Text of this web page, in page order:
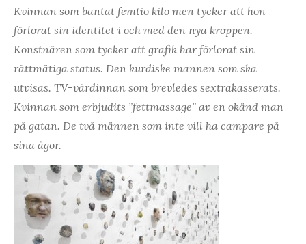
Kvinnan som bantat femtio kilo men tycker att hon
förlorat sin identitet i och med den nya kroppen.
Konstnären som tycker att grafik har förlorat sin
rättmätiga status. Den kurdiske mannen som ska
utvisas. TV-värdinnan som brevledes sextrakasserats.
Kvinnan som erbjudits ”fettmassage” av en okänd man
på gatan. De två männen som inte vill ha campare på
sina ägor.